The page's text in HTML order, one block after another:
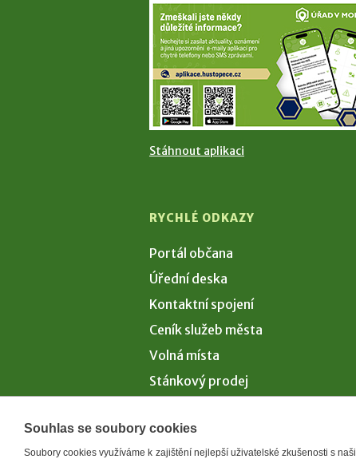
Stáhnout aplikaci
RYCHLÉ ODKAZY
Portál občana
Úřední deska
Kontaktní spojení
Ceník služeb města
Volná místa
Stánkový prodej
Souhlas se soubory cookies
Soubory cookies využíváme k zajištění nejlepší uživatelské zkušenosti s